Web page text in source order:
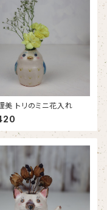
美 トリのミニ花入れ